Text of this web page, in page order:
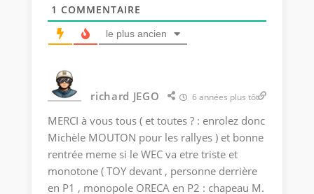
1 COMMENTAIRE
le plus ancien
richard JEGO 6 années plus tôt
MERCI à vous tous ( et toutes ? : enrolez donc
Michèle MOUTON pour les rallyes ) et bonne
rentrée meme si le WEC va etre triste et
monotone ( TOY devant , personne derrière
en P1 , monopole ORECA en P2 : chapeau M.